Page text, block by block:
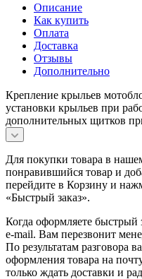
Описание
Как купить
Оплата
Доставка
Отзывы
Дополнительно
Крепление крыльев
установки крыльев при
дополнительных щитков
Для покупки товара в
понравившийся товар и
перейдите в Корзину и
«Быстрый заказ».
Когда оформляете
e-mail. Вам перезвонит
По результатам разговора
оформления товара на
только ждать доставки и